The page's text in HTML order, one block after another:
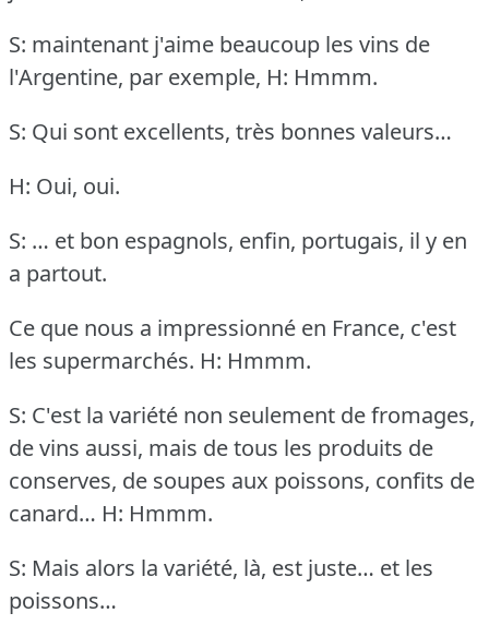
S: maintenant j'aime beaucoup les vins de
l'Argentine, par exemple, H: Hmmm.
S: Qui sont excellents, très bonnes valeurs…
H: Oui, oui.
S: … et bon espagnols, enfin, portugais, il y en
a partout.
Ce que nous a impressionné en France, c'est
les supermarchés. H: Hmmm.
S: C'est la variété non seulement de fromages,
de vins aussi, mais de tous les produits de
conserves, de soupes aux poissons, confits de
canard… H: Hmmm.
S: Mais alors la variété, là, est juste… et les
poissons…